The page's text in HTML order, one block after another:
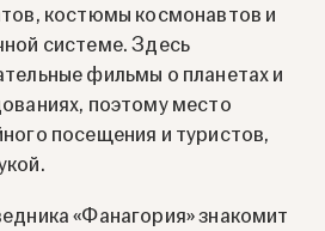
костюмы космонавтов и
системе. Здесь
фильмы о планетах и
поэтому место
посещения и туристов,
«Фанагория» знакомит